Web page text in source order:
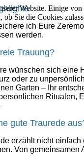
ich Eure
werden.
Trauung?
wünschen sich
oder zu
Garten – Ihr
Ritualen,
gute Traurede
erzählt nicht
Von
Website. Einige
ob Sie die Cookies